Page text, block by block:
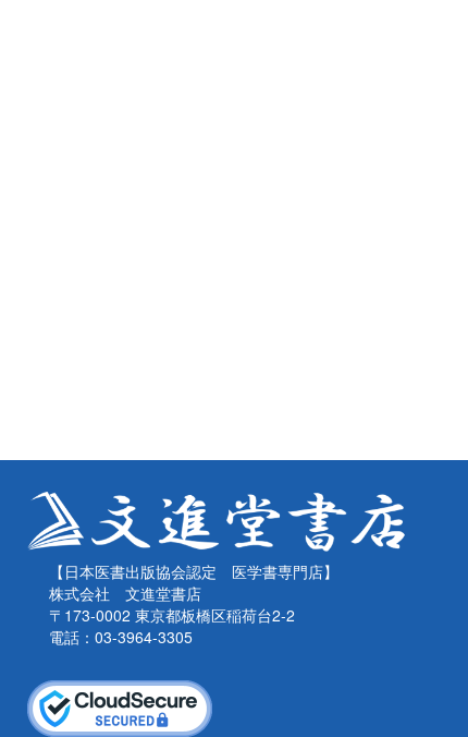
【日本医書出版協会認定 医学書専門店】
株式会社 文進堂書店
〒173-0002 東京都板橋区稲荷台2-2
電話：03-3964-3305